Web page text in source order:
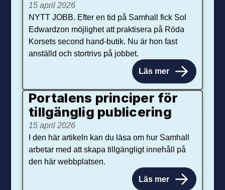
15 april 2026
NYTT JOBB. Efter en tid på Samhall fick Sol
Edwardzon möjlighet att praktisera på Röda
Korsets second hand-butik. Nu är hon fast
anställd och stortrivs på jobbet.
Läs mer
Portalens principer för
tillgänglig publicering
15 april 2026
I den här artikeln kan du läsa om hur Samhall
arbetar med att skapa tillgängligt innehåll på
den här webbplatsen.
Läs mer